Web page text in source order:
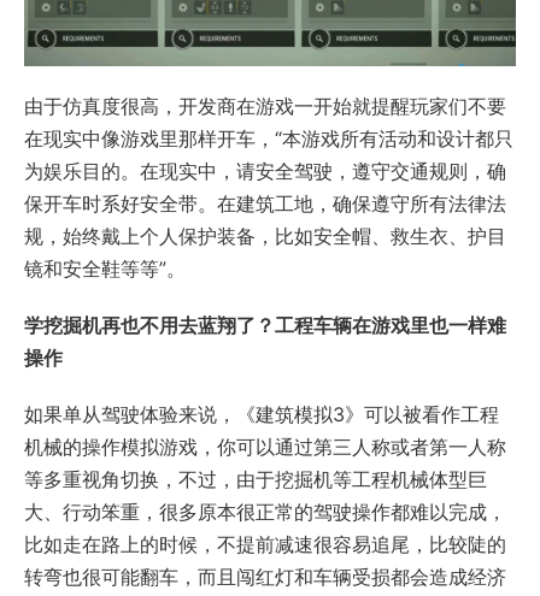
由于仿真度很高，开发商在游戏一开始就提醒玩家们不要
在现实中像游戏里那样开车，“本游戏所有活动和设计都只
为娱乐目的。在现实中，请安全驾驶，遵守交通规则，确
保开车时系好安全带。在建筑工地，确保遵守所有法律法
规，始终戴上个人保护装备，比如安全帽、救生衣、护目
镜和安全鞋等等”。
学挖掘机再也不用去蓝翔了？工程车辆在游戏里也一样难
操作
如果单从驾驶体验来说，《建筑模拟3》可以被看作工程
机械的操作模拟游戏，你可以通过第三人称或者第一人称
等多重视角切换，不过，由于挖掘机等工程机械体型巨
大、行动笨重，很多原本很正常的驾驶操作都难以完成，
比如走在路上的时候，不提前减速很容易追尾，比较陡的
转弯也很可能翻车，而且闯红灯和车辆受损都会造成经济